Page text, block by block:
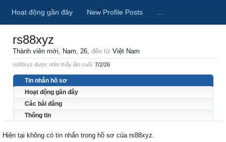
Trang chủ Thành viên rs88xyz
rs88xyz
Thành viên mới, Nam, 26, đến từ Việt Nam
rs88xyz được nhìn thấy lần cuối: 7/2/26
Tin nhắn hồ sơ
Hoạt động gần đây
Các bài đăng
Thông tin
Hiện tại không có tin nhắn trong hồ sơ của rs88xyz.
Hoạt động gần đây New Profile Posts